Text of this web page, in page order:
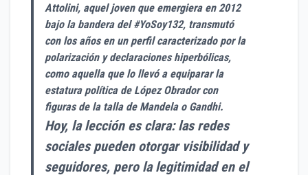
Attolini, aquel joven que emergiera en 2012
bajo la bandera del #YoSoy132, transmutó
con los años en un perfil caracterizado por la
polarización y declaraciones hiperbólicas,
como aquella que lo llevó a equiparar la
estatura política de López Obrador con
figuras de la talla de Mandela o Gandhi.
Hoy, la lección es clara: las redes
sociales pueden otorgar visibilidad y
seguidores, pero la legitimidad en el